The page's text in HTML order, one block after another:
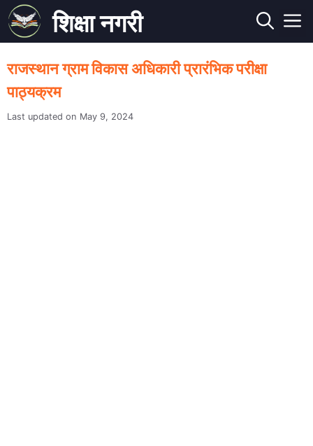
Skip
to
content
शिक्षा नगरी
राजस्थान ग्राम विकास अधिकारी प्रारंभिक परीक्षा
पाठ्यक्रम
May 9, 2024